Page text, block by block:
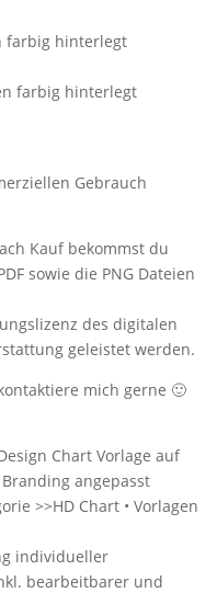
farbig hinterlegt
farbig hinterlegt
Gebrauch
Kauf bekommst du
sowie die PNG Dateien
des digitalen
geleistet werden.
mich gerne 🙂
Chart Vorlage auf
angepasst
>>HD Chart • Vorlagen
individueller
bearbeitbarer und